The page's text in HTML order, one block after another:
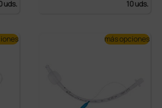
uds.
10 uds.
más opciones